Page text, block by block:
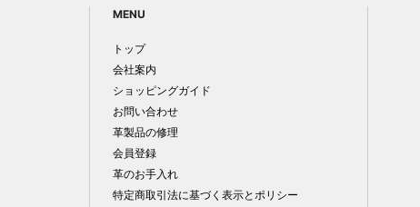
MENU
トップ
会社案内
ショッピングガイド
お問い合わせ
革製品の修理
会員登録
革のお手入れ
特定商取引法に基づく表示とポリシー